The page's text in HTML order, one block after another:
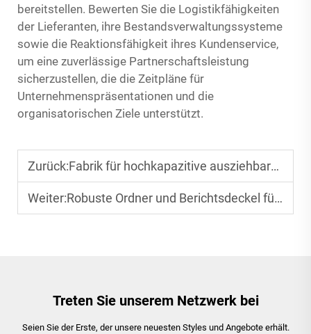
bereitstellen. Bewerten Sie die Logistikfähigkeiten
der Lieferanten, ihre Bestandsverwaltungssysteme
sowie die Reaktionsfähigkeit ihres Kundenservice,
um eine zuverlässige Partnerschaftsleistung
sicherzustellen, die die Zeitpläne für
Unternehmenspräsentationen und die
organisatorischen Ziele unterstützt.
Zurück:Fabrik für hochkapazitive ausziehbare Aktenordner: Langlebige Lösungen für Bürobedarf
Weiter:Robuste Ordner und Berichtsdeckel für den industriellen Einsatz
Treten Sie unserem Netzwerk bei
Seien Sie der Erste, der unsere neuesten Styles und Angebote erhält.